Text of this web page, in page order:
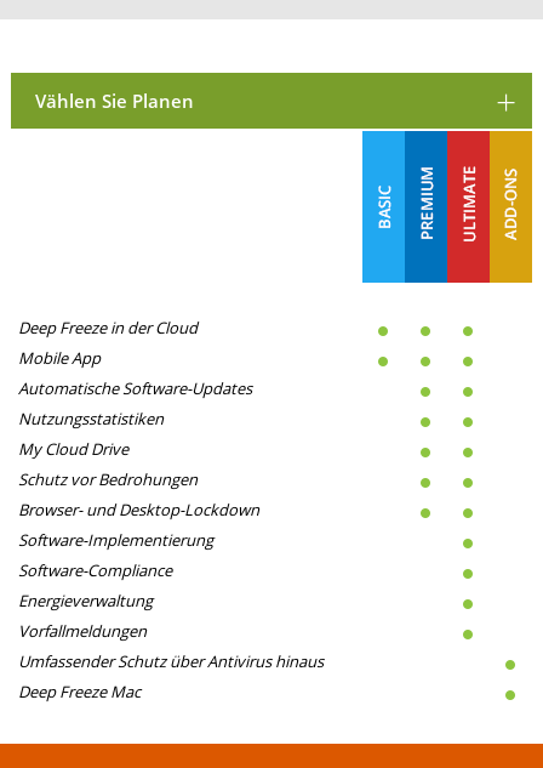
Vählen Sie Planen
Deep Freeze in der Cloud
Mobile App
Automatische Software-Updates
Nutzungsstatistiken
My Cloud Drive
Schutz vor Bedrohungen
Browser- und Desktop-Lockdown
Software-Implementierung
Software-Compliance
Energieverwaltung
Vorfallmeldungen
Umfassender Schutz über Antivirus hinaus
Deep Freeze Mac